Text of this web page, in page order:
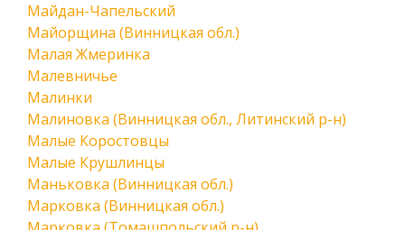
Майдан-Чапельский
Майорщина (Винницкая обл.)
Малая Жмеринка
Малевничье
Малинки
Малиновка (Винницкая обл., Литинский р-н)
Малые Коростовцы
Малые Крушлинцы
Маньковка (Винницкая обл.)
Марковка (Винницкая обл.)